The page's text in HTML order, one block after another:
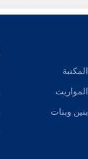
المكتبة
المواريث
بنين وبنات